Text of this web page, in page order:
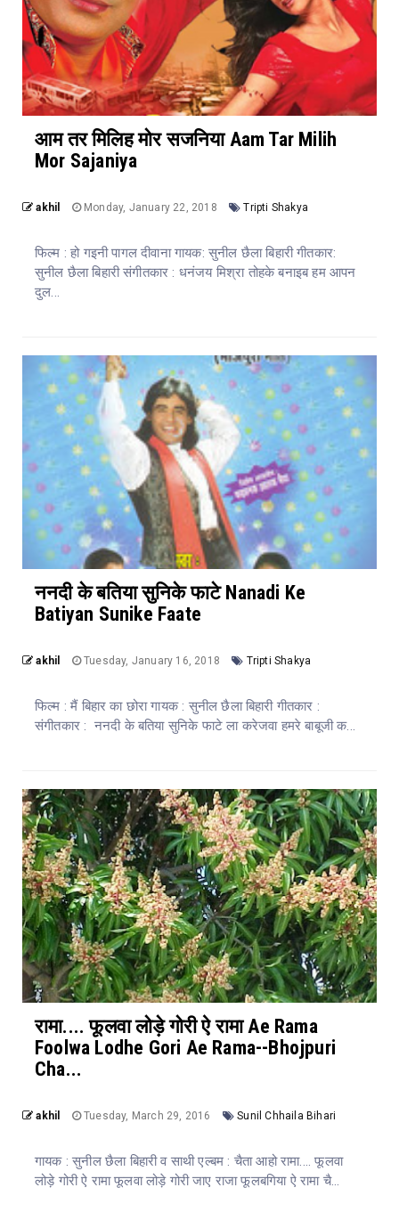
आम तर मिलिह मोर सजनिया Aam Tar Milih
Mor Sajaniya
akhil Monday, January 22, 2018 Tripti Shakya
फिल्म : हो गइनी पागल दीवाना गायक: सुनील छैला बिहारी गीतकार:
सुनील छैला बिहारी संगीतकार : धनंजय मिश्रा तोहके बनाइब हम आपन
दुल...
ननदी के बतिया सुनिके फाटे Nanadi Ke
Batiyan Sunike Faate
akhil Tuesday, January 16, 2018 Tripti Shakya
फिल्म : मैं बिहार का छोरा गायक : सुनील छैला बिहारी गीतकार :
संगीतकार : ननदी के बतिया सुनिके फाटे ला करेजवा हमरे बाबूजी क...
रामा.... फूलवा लोड़े गोरी ऐ रामा Ae Rama
Foolwa Lodhe Gori Ae Rama--Bhojpuri
Cha...
akhil Tuesday, March 29, 2016 Sunil Chhaila Bihari
गायक : सुनील छैला बिहारी व साथी एल्बम : चैता आहो रामा.... फूलवा
लोड़े गोरी ऐ रामा फूलवा लोड़े गोरी जाए राजा फूलबगिया ऐ रामा चै...